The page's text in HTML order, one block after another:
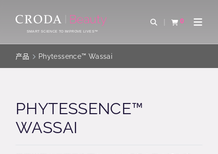
CONTENTSMART SCIENCE TO IMPROVE LIVES™
Open Search
0
查看购物车Open
产品 Phytessence™ Wassai
PHYTESSENCE™
WASSAI